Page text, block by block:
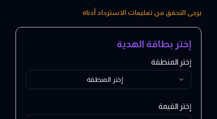
25 - 100 USD
يرجى التحقق من تعليمات الاسترداد أدناه
إختر بطاقة الهدية
إختر المنطقة
إختر المنطقة
إختر القيمة